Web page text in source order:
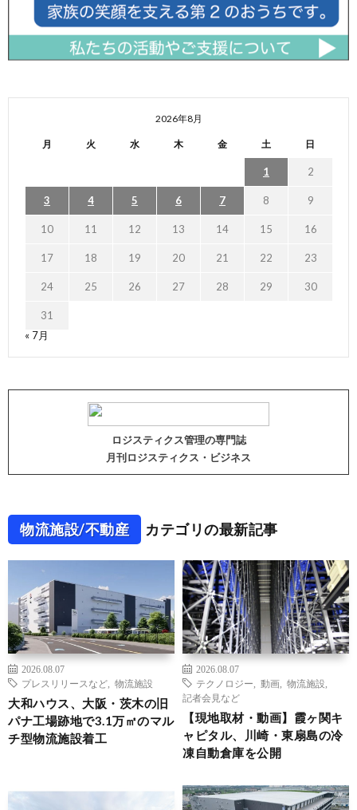
2026年8月
月 火 水 木 金 土 日
1 2
3 4 5 6 7 8 9
10 11 12 13 14 15 16
17 18 19 20 21 22 23
24 25 26 27 28 29 30
31
« 7月
ロジスティクス管理の専門誌
月刊ロジスティクス・ビジネス
物流施設/不動産 カテゴリの最新記事
2026.08.07
プレスリリースなど
物流施設
大和ハウス、大阪・茨木の旧
パナ工場跡地で3.1万㎡のマル
チ型物流施設着工
2026.08.07
テクノロジー
動画 物流施設
記者会見など
【現地取材・動画】霞ヶ関キ
ャピタル、川崎・東扇島の冷
凍自動倉庫を公開